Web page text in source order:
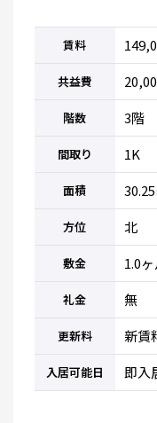
賃料
共益費
階数 3階
間取り 1K
面積
方位 北
敷金 1.0ヶ
礼金 無
更新料 新賃
入居可能日 即入